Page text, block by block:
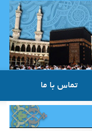
تماس با ما